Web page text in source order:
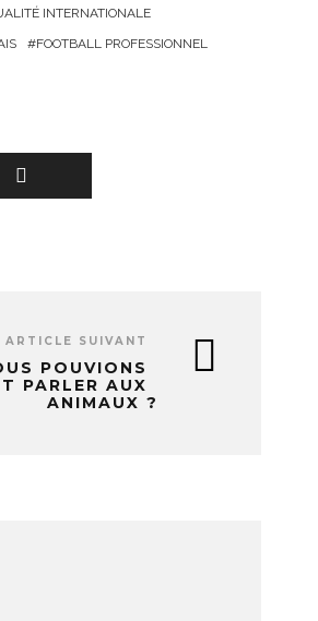
INTERNATIONALE
FOOTBALL PROFESSIONNEL
ARTICLE SUIVANT
POUVIONS
PARLER AUX
ANIMAUX ?